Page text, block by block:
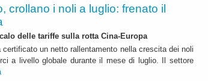
crollano i noli a luglio: frenato il
delle tariffe sulla rotta Cina-Europa
certificato un netto rallentamento nella crescita dei noli
a livello globale durante il mese di luglio. Il settore